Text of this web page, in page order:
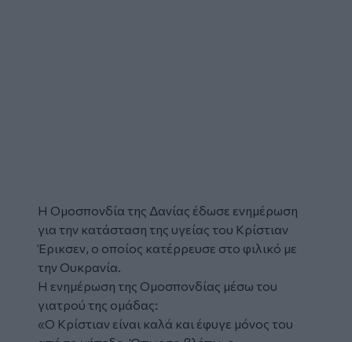
Η Ομοσπονδία της Δανίας έδωσε ενημέρωση
για την κατάσταση της υγείας του Κρίστιαν
Έρικσεν, ο οποίος κατέρρευσε στο φιλικό με
την Ουκρανία.
Η ενημέρωση της Ομοσπονδίας μέσω του
γιατρού της ομάδας:
«Ο Κρίστιαν είναι καλά και έφυγε μόνος του